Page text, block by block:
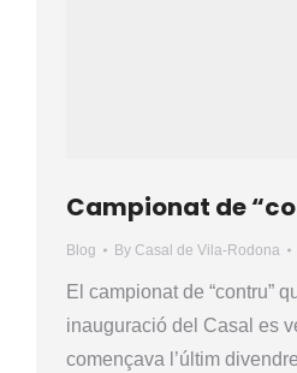
Campionat de
Blog By Casal de Vila-Rodona
El campionat de “contru”
inauguració del Casal es
començava l’últim